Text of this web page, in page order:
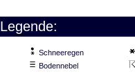
Legende:
Schneeregen
Bodennebel